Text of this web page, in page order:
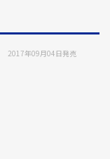
2017年09月04日発売